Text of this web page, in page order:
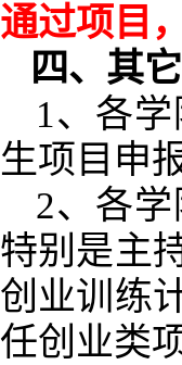
通过项目
四、其它
1、各
生项目申
2、各
特别是主
创业训练
任创业类